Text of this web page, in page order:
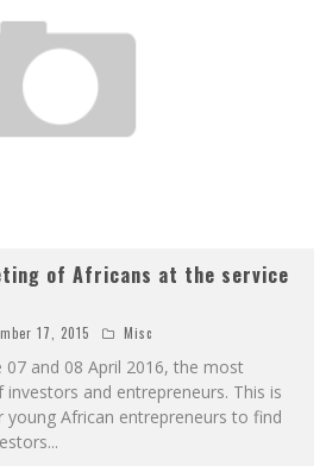
of Africans at the service
17, 2015 Misc
07 and 08 April 2016, the most
and entrepreneurs. This is
African entrepreneurs to find
...